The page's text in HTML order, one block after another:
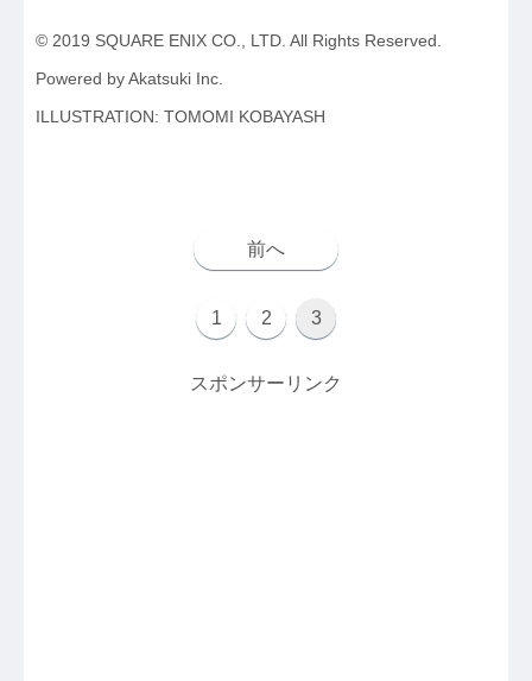
© 2019 SQUARE ENIX CO., LTD. All Rights Reserved.
Powered by Akatsuki Inc.
ILLUSTRATION: TOMOMI KOBAYASH
前へ
1 2 3
スポンサーリンク